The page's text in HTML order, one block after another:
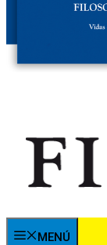
MENÚ